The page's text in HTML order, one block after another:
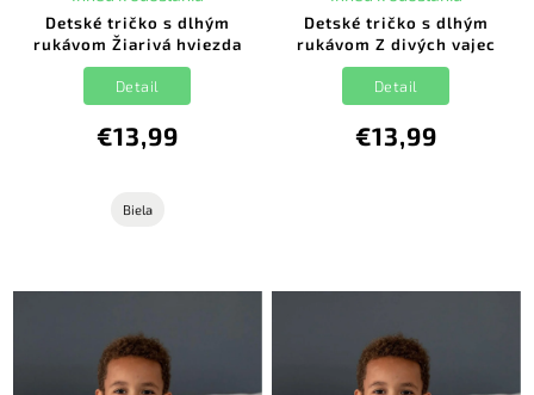
Detské tričko s dlhým
rukávom Žiarivá hviezda
€13,99
Detail
Biela
Detské tričko s dlhým
rukávom Z divých vajec
€13,99
Detail